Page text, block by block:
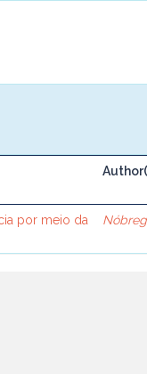
por meio da